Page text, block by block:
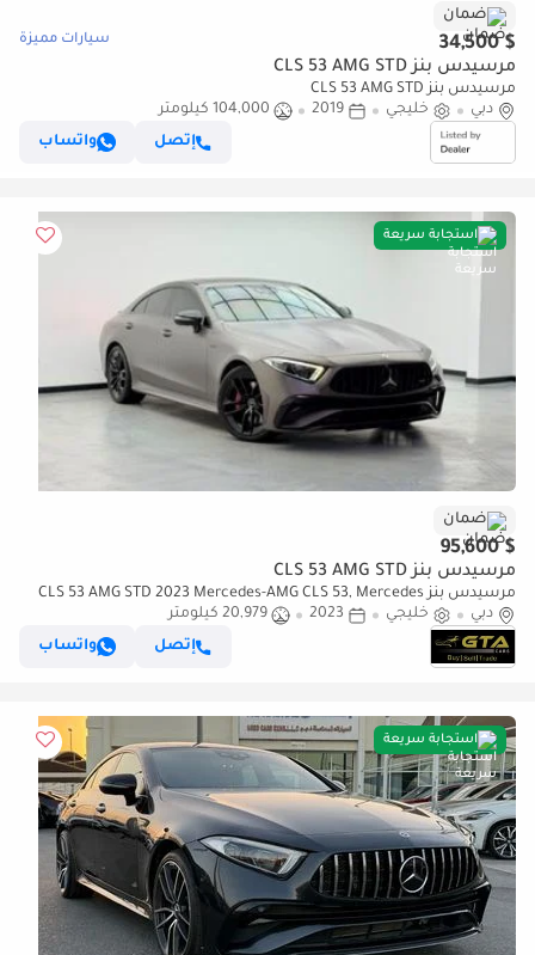
ضمان
$ 34,500 سيارات مميزة
مرسيدس بنز CLS 53 AMG STD
مرسيدس بنز CLS 53 AMG STD
دبي
خليجي 2019
104,000 كيلومتر
إتصل
واتساب
استجابة سريعة
ضمان
$ 95,600
مرسيدس بنز CLS 53 AMG STD
مرسيدس بنز CLS 53 AMG STD 2023 Mercedes-AMG CLS 53, Mercedes
Warranty+Full Service History, GCC Specs.
دبي خليجي 2023
20,979 كيلومتر
إتصل
واتساب
استجابة سريعة